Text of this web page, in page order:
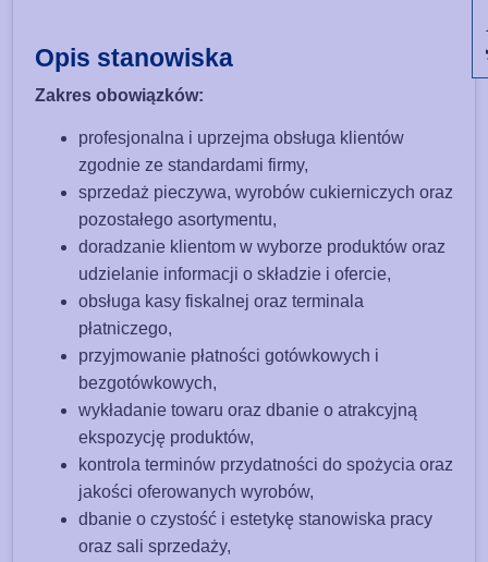
Opis stanowiska
Zakres obowiązków:
profesjonalna i uprzejma obsługa klientów
zgodnie ze standardami firmy,
sprzedaż pieczywa, wyrobów cukierniczych oraz
pozostałego asortymentu,
doradzanie klientom w wyborze produktów oraz
udzielanie informacji o składzie i ofercie,
obsługa kasy fiskalnej oraz terminala
płatniczego,
przyjmowanie płatności gotówkowych i
bezgotówkowych,
wykładanie towaru oraz dbanie o atrakcyjną
ekspozycję produktów,
kontrola terminów przydatności do spożycia oraz
jakości oferowanych wyrobów,
dbanie o czystość i estetykę stanowiska pracy
oraz sali sprzedaży,